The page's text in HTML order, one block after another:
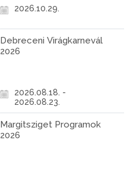
2026.10.29.
Debreceni Virágkarnevál
2026
2026.08.18. -
2026.08.23.
Margitsziget Programok
2026